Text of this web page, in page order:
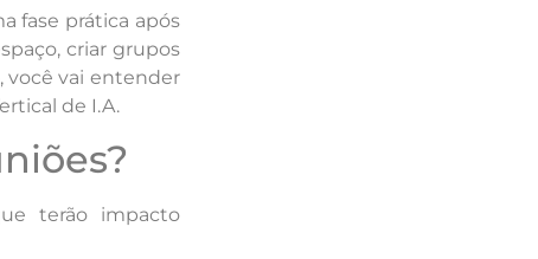
fase prática após
criar grupos
você vai entender
de I.A.
terão impacto